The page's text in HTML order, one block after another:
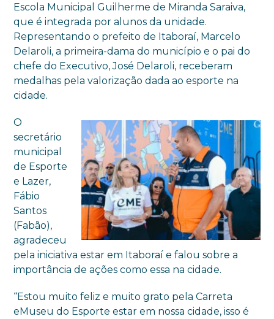
Escola Municipal Guilherme de Miranda Saraiva,
que é integrada por alunos da unidade.
Representando o prefeito de Itaboraí, Marcelo
Delaroli, a primeira-dama do município e o pai do
chefe do Executivo, José Delaroli, receberam
medalhas pela valorização dada ao esporte na
cidade.
O
secretário
municipal
de Esporte
e Lazer,
Fábio
Santos
(Fabão),
agradeceu
pela iniciativa estar em Itaboraí e falou sobre a
importância de ações como essa na cidade.
“Estou muito feliz e muito grato pela Carreta
eMuseu do Esporte estar em nossa cidade, isso é